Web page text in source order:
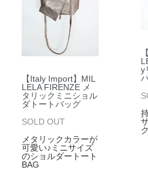
【Italy Import】MIL
LELA FIRENZE メ
タリックミニショル
ダトートバッグ
SOLD OUT
メタリックカラーが
可愛い♪ミニサイズ
のショルダートート
BAG
y